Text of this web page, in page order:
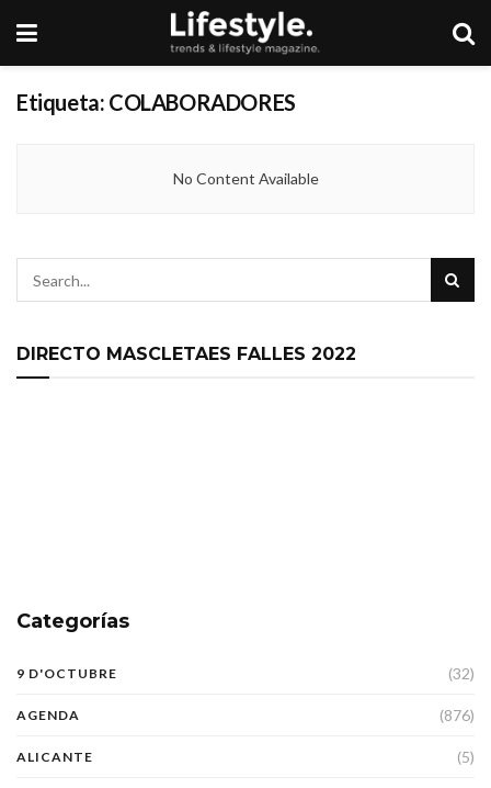
Etiqueta: COLABORADORES
No Content Available
DIRECTO MASCLETAES FALLES 2022
Categorías
9 D'OCTUBRE (32)
AGENDA (876)
ALICANTE (5)